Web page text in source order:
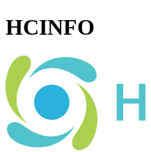
HCINFO